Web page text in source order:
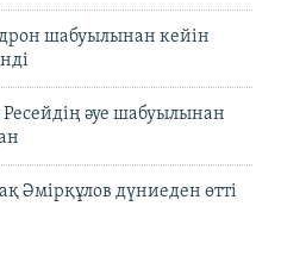
шабуылынан кейін
әуе шабуылынан
Әмірқұлов дүниеден өтті